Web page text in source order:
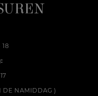
18
DE NAMIDDAG )